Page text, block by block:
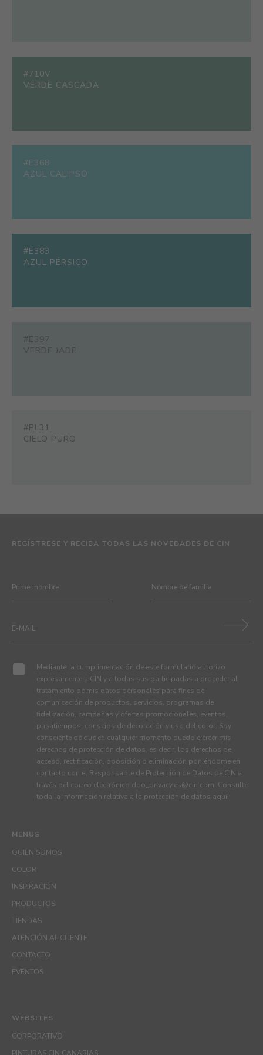
#710V
VERDE CASCADA
#E368
AZUL CALIPSO
#E383
AZUL PÉRSICO
#E397
VERDE JADE
#PL31
CIELO PURO
MENUS
QUIEN SOMOS
COLOR
INSPIRACIÓN
PRODUCTOS
TIENDAS
ATENCIÓN AL CLIENTE
CONTACTO
EVENTOS
REGÍSTRESE Y RECIBA TODAS LAS NOVEDADES DE CIN
Mediante la cumplimentación de este formulario autorizo
expresamente a CIN y a todas sus participadas a proceder al
tratamiento de mis datos personales para fines de
comunicación de productos, servicios, programas de
fidelización, campañas y ofertas promocionales, eventos,
pasatiempos, consejos de decoración y uso del color. Soy
consciente de que en cualquier momento puedo ejercer mis
derechos de protección de datos, es decir, los derechos de
acceso, rectificación, oposición o eliminación poniéndome en
contacto con el Responsable de Protección de Datos de CIN a
través del correo electrónico dpo_privacy.es@cin.com. Consulte
toda la información relativa a la protección de datos aquí.
WEBSITES
CORPORATIVO
PINTURAS CIN CANARIAS